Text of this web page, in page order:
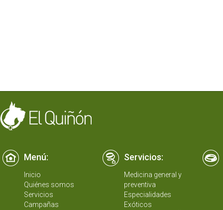
Menú: Servicios:
Inicio
Quiénes somos
Servicios
Campañas
Medicina general y
preventiva
Especialidades
Exóticos